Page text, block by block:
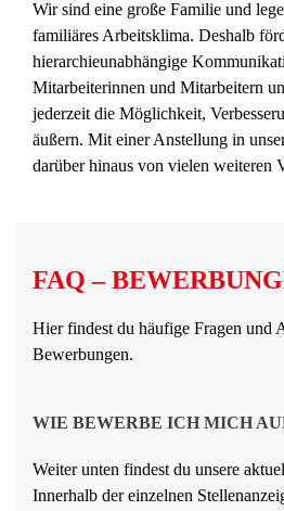
Wir sind eine große Familie und
familiäres Arbeitsklima. Deshalb
hierarchieunabhängige
Mitarbeiterinnen und Mitarbeitern
jederzeit die Möglichkeit,
äußern. Mit einer Anstellung in
darüber hinaus von vielen weiteren
FAQ –
Hier findest du häufige Fragen und
Bewerbungen.
WIE BEWERBE ICH MICH
Weiter unten findest du unsere
Innerhalb der einzelnen